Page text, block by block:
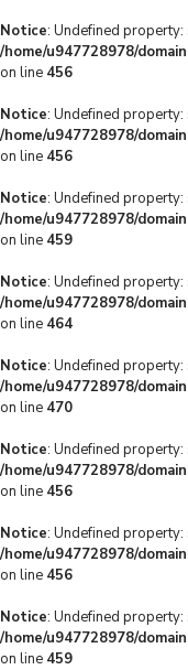
Notice: Undefined
/home/u947728978/
on line 456
Notice: Undefined
/home/u947728978/
on line 456
Notice: Undefined
/home/u947728978/
on line 459
Notice: Undefined
/home/u947728978/
on line 464
Notice: Undefined
/home/u947728978/
on line 470
Notice: Undefined
/home/u947728978/
on line 456
Notice: Undefined
/home/u947728978/
on line 456
Notice: Undefined
/home/u947728978/
on line 459